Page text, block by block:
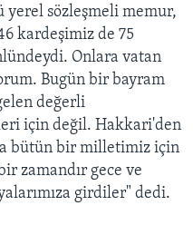
sözleşmeli memur,
kardeşimiz de 75
Onlara vatan
Bugün bir bayram
değerli
için değil. Hakkari'den
bütün bir milletimiz için
zamandır gece ve
girdiler" dedi.